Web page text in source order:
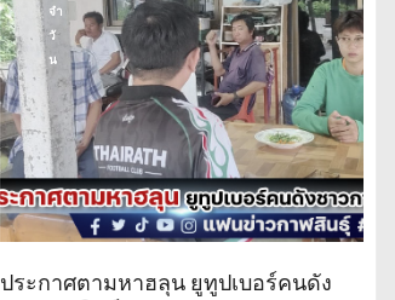
จำ
วั
น
ประกาศตามหาฮลุน ยูทูปเบอร์คนดัง